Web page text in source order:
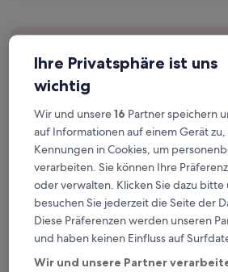
Planänderungen
Verdiene Prämien für jede
wahrgenommene
Mehr sparen mit Preisen
Überprüfe die Preise für
Nächstes Wochenende
Ihre Privatsphäre ist uns
wichtig
Wir und unsere16 Partner speichern
auf Informationen auf einem Gerät
Kennungen in Cookies, um
verarbeiten. Sie können Ihre
oder verwalten. Klicken Sie dazu
besuchen Sie jederzeit die Seite der
Diese Präferenzen werden unseren
und haben keinen Einfluss auf
Wir und unsere Partner